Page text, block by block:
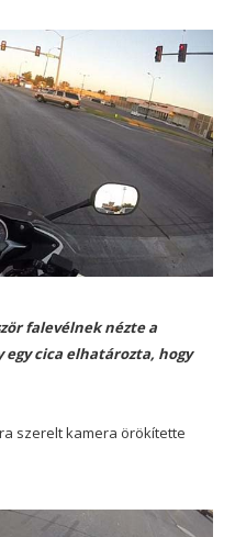
falevélnek nézte a
cica elhatározta, hogy
szerelt kamera örökítette